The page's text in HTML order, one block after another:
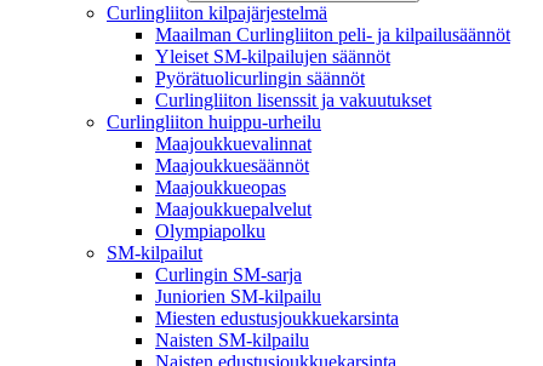
Curlingliiton kilpajärjestelmä
Maailman Curlingliiton peli- ja kilpailusäännöt
Yleiset SM-kilpailujen säännöt
Pyörätuolicurlingin säännöt
Curlingliiton lisenssit ja vakuutukset
Curlingliiton huippu-urheilu
Maajoukkuevalinnat
Maajoukkuesäännöt
Maajoukkueopas
Maajoukkuepalvelut
Olympiapolku
SM-kilpailut
Curlingin SM-sarja
Juniorien SM-kilpailu
Miesten edustusjoukkuekarsinta
Naisten SM-kilpailu
Naisten edustusjoukkuekarsinta